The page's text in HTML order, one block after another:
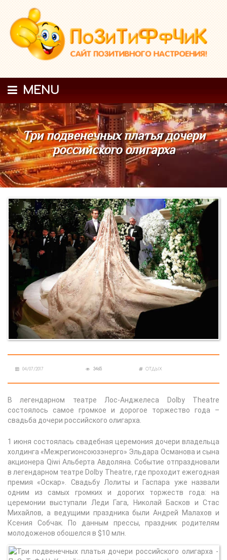
MENU
Три подвенечных платья дочери
российского олигарха
04/07/2017 3465 ОТДЫХ
В легендарном театре Лос-Анджелеса Dolby Theatre
состоялось самое громкое и дорогое торжество года –
свадьба дочери российского олигарха.
1 июня состоялась свадебная церемония дочери владельца
холдинга «Межрегионсоюзэнерго» Эльдара Османова и сына
акционера Qiwi Альберта Авдоляна. Событие отпраздновали
в легендарном театре Dolby Theatre, где проходит ежегодная
премия «Оскар». Свадьбу Лолиты и Гаспара уже назвали
одним из самых громких и дорогих торжеств года: на
церемонии выступали Леди Гага, Николай Басков и Стас
Михайлов, а ведущими праздника были Андрей Малахов и
Ксения Собчак. По данным прессы, праздник родителям
молодоженов обошелся в $10 млн.